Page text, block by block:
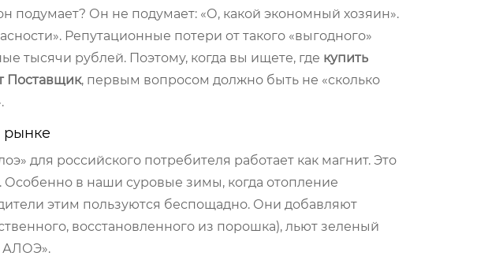
подумает? Он не подумает: «О, какой экономный хозяин».
Репутационные потери от такого «выгодного»
тысячи рублей. Поэтому, когда вы ищете, где купить
Поставщик, первым вопросом должно быть не «сколько
рынке
для российского потребителя работает как магнит. Это
Особенно в наши суровые зимы, когда отопление
этим пользуются беспощадно. Они добавляют
восстановленного из порошка), льют зеленый
АЛОЭ».